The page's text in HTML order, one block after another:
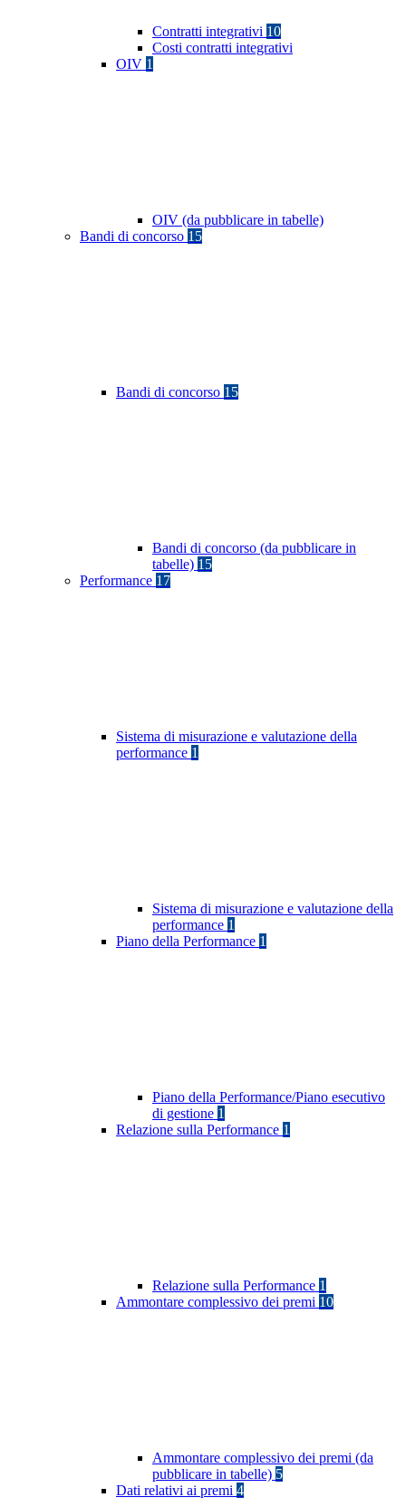
Contratti integrativi 10
Costi contratti integrativi
OIV 1
OIV (da pubblicare in tabelle)
Bandi di concorso 15
Bandi di concorso 15
Bandi di concorso (da pubblicare in
tabelle) 15
Performance 17
Sistema di misurazione e valutazione della
performance 1
Sistema di misurazione e valutazione della
performance 1
Piano della Performance 1
Piano della Performance/Piano esecutivo
di gestione 1
Relazione sulla Performance 1
Relazione sulla Performance 1
Ammontare complessivo dei premi 10
Ammontare complessivo dei premi (da
pubblicare in tabelle) 5
Dati relativi ai premi 4